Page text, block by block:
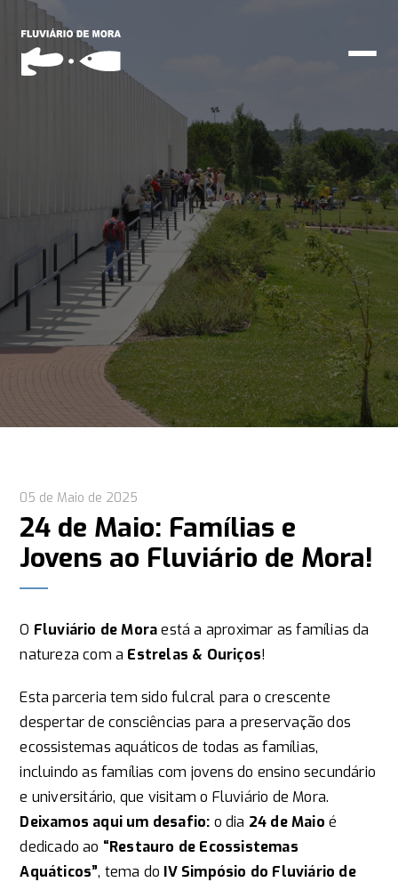
05 de Maio de 2025
24 de Maio: Famílias e
Jovens ao Fluviário de Mora!
O Fluviário de Moraestá a aproximar as famílias da
natureza com a Estrelas & Ouriços!
Esta parceria tem sido fulcral para o crescente
despertar de consciências para a preservação dos
ecossistemas aquáticos de todas as famílias,
incluindo as famílias com jovens do ensino secundário
e universitário, que visitam o Fluviário de Mora.
Deixamos aqui um desafio: o dia 24 de Maio é
dedicado ao “Restauro de Ecossistemas
Aquáticos”, tema do IV Simpósio do Fluviário de